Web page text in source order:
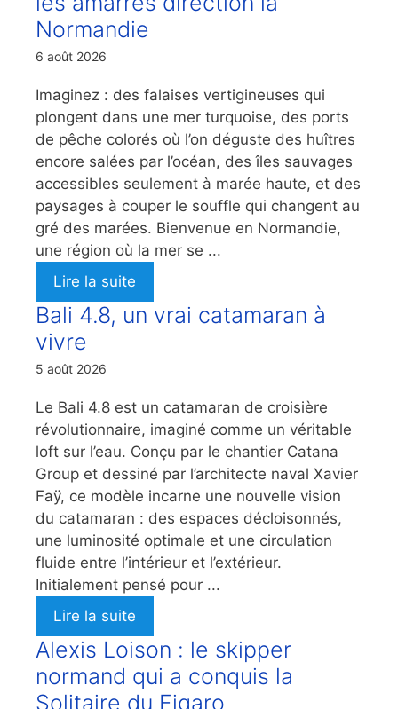
Normandie
6 août 2026
Imaginez : des falaises vertigineuses qui
plongent dans une mer turquoise, des ports
de pêche colorés où l’on déguste des huîtres
encore salées par l’océan, des îles sauvages
accessibles seulement à marée haute, et des
paysages à couper le souffle qui changent au
gré des marées. Bienvenue en Normandie,
une région où la mer se ...
Lire la suite
Bali 4.8, un vrai catamaran à
vivre
5 août 2026
Le Bali 4.8 est un catamaran de croisière
révolutionnaire, imaginé comme un véritable
loft sur l’eau. Conçu par le chantier Catana
Group et dessiné par l’architecte naval Xavier
Faÿ, ce modèle incarne une nouvelle vision
du catamaran : des espaces décloisonnés,
une luminosité optimale et une circulation
fluide entre l’intérieur et l’extérieur.
Initialement pensé pour ...
Lire la suite
Alexis Loison : le skipper
normand qui a conquis la
Solitaire du Figaro